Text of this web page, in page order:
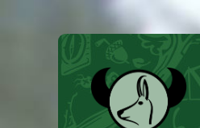
Přeskočit